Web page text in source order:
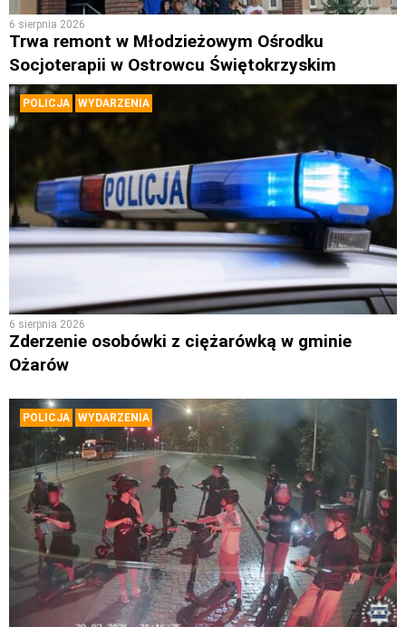
6 sierpnia 2026
Trwa remont w Młodzieżowym Ośrodku
Socjoterapii w Ostrowcu Świętokrzyskim
POLICJA WYDARZENIA
6 sierpnia 2026
Zderzenie osobówki z ciężarówką w gminie
Ożarów
POLICJA WYDARZENIA